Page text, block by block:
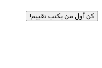
كن أول من يكتب تقييم!